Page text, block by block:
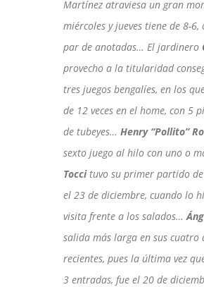
Martínez atraviesa un gran
miércoles y jueves tiene de 8-
par de anotadas… El jardinero
provecho a la titularidad
tres juegos bengalíes, en los
de 12 veces en el home, con 5
de tubeyes… Henry “Pollito”
sexto juego al hilo con uno o
Toccituvo su primer partido
el 23 de diciembre, cuando lo
visita frente a los salados…
salida más larga en sus cuatro
recientes, pues la última vez
3 entradas, fue el 20 de